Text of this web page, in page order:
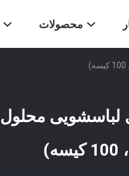
محصولات